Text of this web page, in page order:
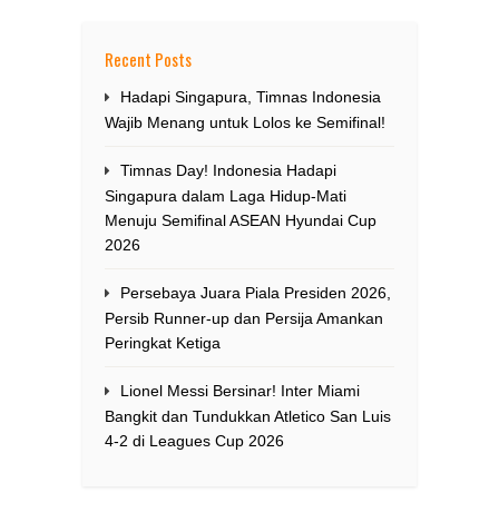
Recent Posts
Hadapi Singapura, Timnas Indonesia
Wajib Menang untuk Lolos ke Semifinal!
Timnas Day! Indonesia Hadapi
Singapura dalam Laga Hidup-Mati
Menuju Semifinal ASEAN Hyundai Cup
2026
Persebaya Juara Piala Presiden 2026,
Persib Runner-up dan Persija Amankan
Peringkat Ketiga
Lionel Messi Bersinar! Inter Miami
Bangkit dan Tundukkan Atletico San Luis
4-2 di Leagues Cup 2026